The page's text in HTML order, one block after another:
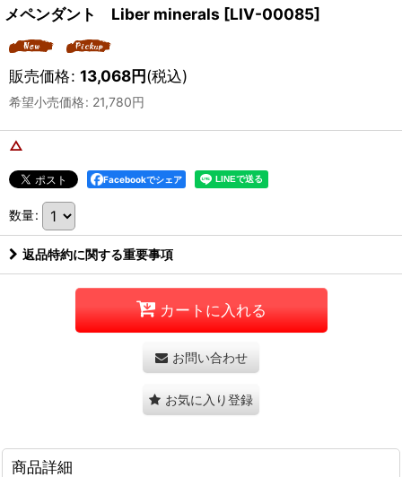
メペンダント Liber minerals [LIV-00085]
販売価格: 13,068円(税込)
希望小売価格: 21,780円
△
Facebookでシェア
数量:
返品特約に関する重要事項
カートに入れる
お問い合わせ
お気に入り登録
商品詳細